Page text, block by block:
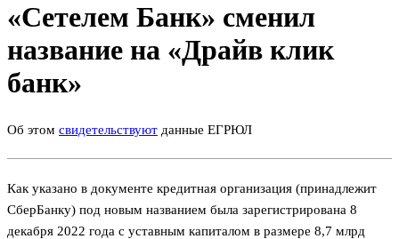
«Сетелем Банк» сменил
название на «Драйв клик
банк»
Об этом свидетельствуют данные ЕГРЮЛ
Как указано в документе кредитная организация (принадлежит
СберБанку) под новым названием была зарегистрирована 8
декабря 2022 года с уставным капиталом в размере 8,7 млрд